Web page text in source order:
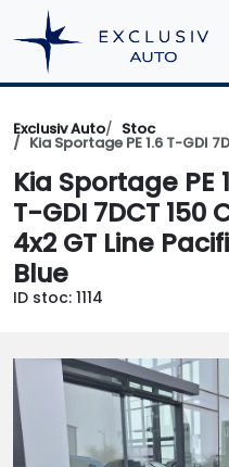
Exclusiv Auto Stoc
Kia Sportage PE 1.6 T-GDI
Kia Sportage PE
T-GDI 7DCT 150
4x2 GT Line
Blue
ID stoc: 1114